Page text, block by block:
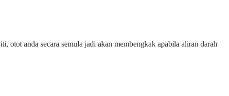
otot anda secara semula jadi akan membengkak apabila aliran darah